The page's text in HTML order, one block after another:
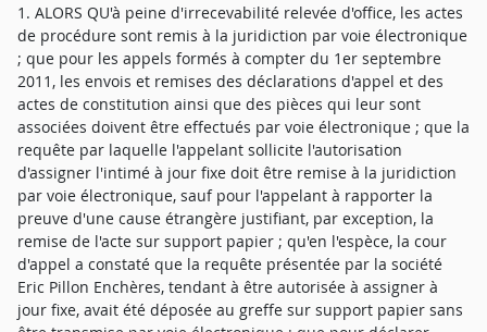
1. ALORS QU'à peine d'irrecevabilité relevée d'office, les actes
de procédure sont remis à la juridiction par voie électronique
; que pour les appels formés à compter du 1er septembre
2011, les envois et remises des déclarations d'appel et des
actes de constitution ainsi que des pièces qui leur sont
associées doivent être effectués par voie électronique ; que la
requête par laquelle l'appelant sollicite l'autorisation
d'assigner l'intimé à jour fixe doit être remise à la juridiction
par voie électronique, sauf pour l'appelant à rapporter la
preuve d'une cause étrangère justifiant, par exception, la
remise de l'acte sur support papier ; qu'en l'espèce, la cour
d'appel a constaté que la requête présentée par la société
Eric Pillon Enchères, tendant à être autorisée à assigner à
jour fixe, avait été déposée au greffe sur support papier sans